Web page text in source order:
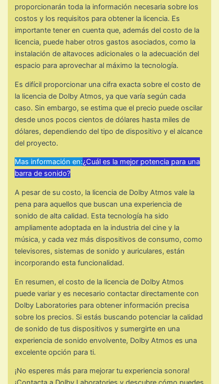
proporcionarán toda la información necesaria sobre los
costos y los requisitos para obtener la licencia. Es
importante tener en cuenta que, además del costo de la
licencia, puede haber otros gastos asociados, como la
instalación de altavoces adicionales o la adecuación del
espacio para aprovechar al máximo la tecnología.
Es difícil proporcionar una cifra exacta sobre el costo de
la licencia de Dolby Atmos, ya que varía según cada
caso. Sin embargo, se estima que el precio puede oscilar
desde unos pocos cientos de dólares hasta miles de
dólares, dependiendo del tipo de dispositivo y el alcance
del proyecto.
Mas información en:¿Cuál es la mejor potencia para una
barra de sonido?
A pesar de su costo, la licencia de Dolby Atmos vale la
pena para aquellos que buscan una experiencia de
sonido de alta calidad. Esta tecnología ha sido
ampliamente adoptada en la industria del cine y la
música, y cada vez más dispositivos de consumo, como
televisores, sistemas de sonido y auriculares, están
incorporando esta funcionalidad.
En resumen, el costo de la licencia de Dolby Atmos
puede variar y es necesario contactar directamente con
Dolby Laboratories para obtener información precisa
sobre los precios. Si estás buscando potenciar la calidad
de sonido de tus dispositivos y sumergirte en una
experiencia de sonido envolvente, Dolby Atmos es una
excelente opción para ti.
¡No esperes más para mejorar tu experiencia sonora!